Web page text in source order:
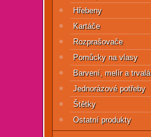
Hřebeny
Kartáče
Rozprašovače
Pomůcky na vlasy
Barvení, melír a trvalá
Jednorázové potřeby
Štětky
Ostatní produkty